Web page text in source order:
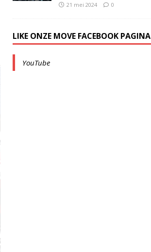
21 mei 2024 0
LIKE ONZE MOVE FACEBOOK PAGINA
YouTube